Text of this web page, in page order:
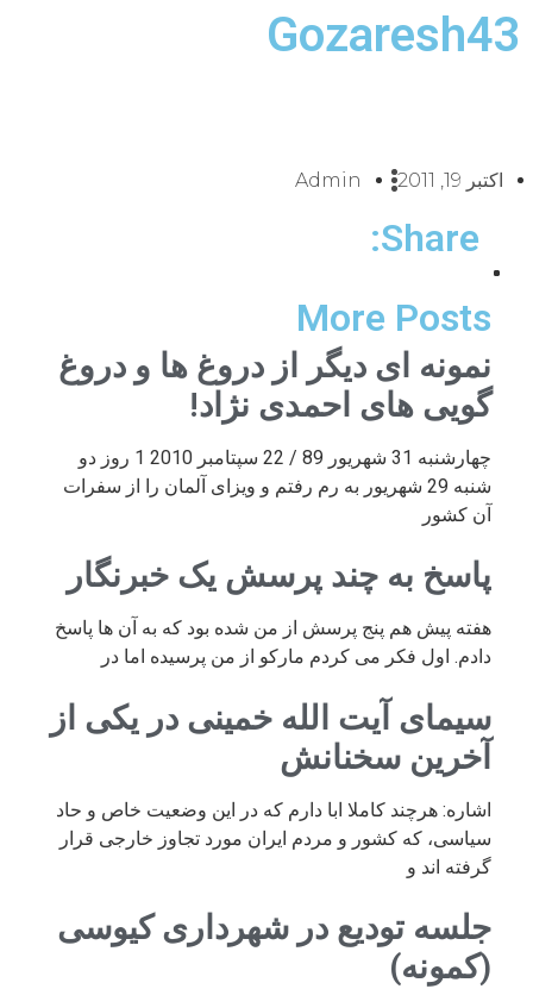
Gozaresh43
اکتبر 19, 2011 Admin
Share:
More Posts
نمونه ای دیگر از دروغ ها و دروغ
گویی های احمدی نژاد!
چهارشنبه 31 شهریور 89 / 22 سپتامبر 2010 1 روز دو
شنبه 29 شهریور به رم رفتم و ویزای آلمان را از سفرات
آن کشور
پاسخ به چند پرسش یک خبرنگار
هفته پیش هم پنج پرسش از من شده بود که به آن ها پاسخ
دادم. اول فکر می کردم مارکو از من پرسیده اما در
سیمای آیت الله خمینی در یکی از
آخرین سخنانش
اشاره: هرچند کاملا ابا دارم که در این وضعیت خاص و حاد
سیاسی، که کشور و مردم ایران مورد تجاوز خارجی قرار
گرفته اند و
جلسه تودیع در شهرداری کیوسی
(کمونه)